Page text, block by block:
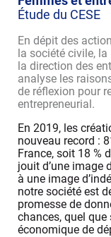
Étude du CESE
En dépit des
la société civile,
la direction des
analyse les
de réflexion pour
entrepreneurial.
En 2019, les
nouveau record :
France, soit 18 %
jouit d’une image
à une image
notre société est
promesse de
chances, quel
économique de